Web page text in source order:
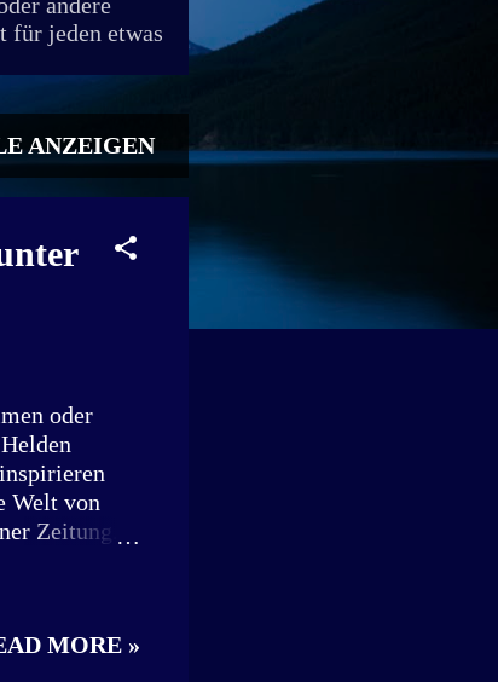
jeden etwas
ANZEIGEN
oder
Welt von
Zeitung.
freiwilligen
und
MORE »